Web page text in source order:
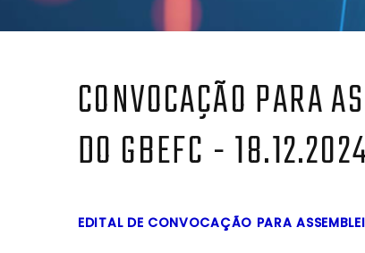
CONVOCAÇÃO PARA
DO GBEFC -
EDITAL DE CONVOCAÇÃO PARA